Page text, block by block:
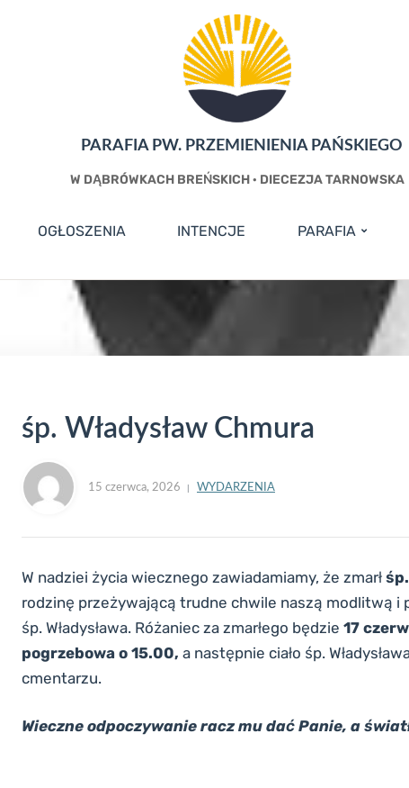
PARAFIA PW. PRZEMIENIENIA PAŃSKIEGO
W DĄBRÓWKACH BREŃSKICH · DIECEZJA TARNOWSKA
OGŁOSZENIA INTENCJE PARAFIA
śp. Władysław Chmura
15 czerwca, 2026 WYDARZENIA
W nadziei życia wiecznego zawiadamiamy, że zmarł
rodzinę przeżywającą trudne chwile naszą modlitwą i
śp. Władysława. Różaniec za zmarłego będzie 17
pogrzebowa o 15.00, a następnie ciało śp.
cmentarzu.
Wieczne odpoczywanie racz mu dać Panie, a